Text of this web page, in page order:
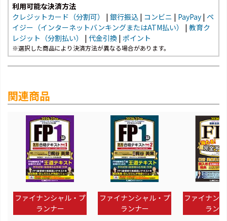
利用可能な決済方法
クレジットカード（分割可）
| 銀行振込 | コンビニ | PayPay | ペ
イジー（インターネットバンキングまたはATM払い）
| 教育ク
レジット（分割払い）
| 代金引換 | ポイント
※選択した商品により決済方法が異なる場合があります。
関連商品
ファイナンシャル・プ
ランナー
ファイナンシャル・プ
ランナー
ファイナン
ラン